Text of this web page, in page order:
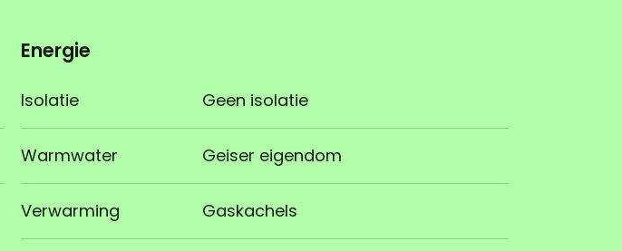
Energie
Isolatie Geen isolatie
Warmwater Geiser eigendom
Verwarming Gaskachels